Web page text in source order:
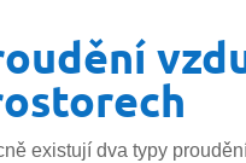
existují dva typy